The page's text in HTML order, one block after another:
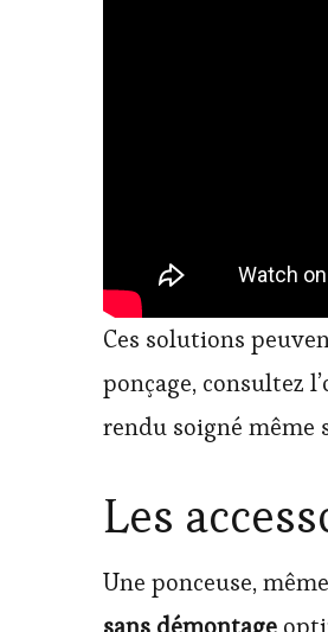
Ces solutions
ponçage, consultez
rendu soigné même
Les
Une ponceuse,